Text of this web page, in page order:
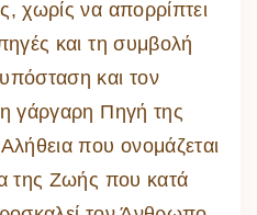
χωρίς να απορρίπτει
και τη συμβολή
και τον
γάργαρη Πηγή της
που ονομάζεται
της Ζωής που κατά